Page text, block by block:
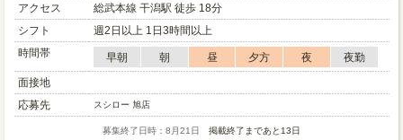
アクセス
総武本線 干潟駅 徒歩 18分
シフト
週2日以上 1日3時間以上
時間帯
早朝 朝 昼 夕方 夜
夜勤
面接地
応募先
スシロー 旭店
募集終了日時：8月21日 掲載終了まであと13日